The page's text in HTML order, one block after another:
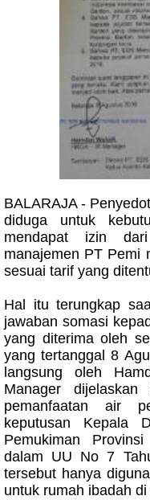
BALARAJA -
diduga untuk
mendapat izin
manajemen PT Pemi
sesuai tarif yang
Hal itu terungkap
jawaban somasi
yang diterima oleh
yang tertanggal 8
langsung oleh
Manager
pemanfaatan air
keputusan Kepala
Pemukiman
dalam UU No 7
tersebut hanya
untuk rumah ibadah